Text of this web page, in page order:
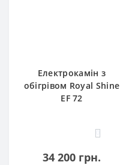
Електрокамін з
обігрівом Royal Shine
EF 72
0
34 200 грн.